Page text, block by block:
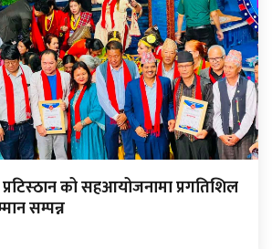
को सहआयोजनामा प्रगतिशिल
सम्पन्न